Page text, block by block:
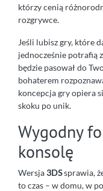
którzy cenią
rozgrywce.
Jeśli lubisz gry, które
jednocześnie potrafią
będzie pasował do
bohaterem
koncepcja gry opiera
skoku po unik.
Wygodny
konsolę
Wersja3DSsprawia,
to czas – w domu, w